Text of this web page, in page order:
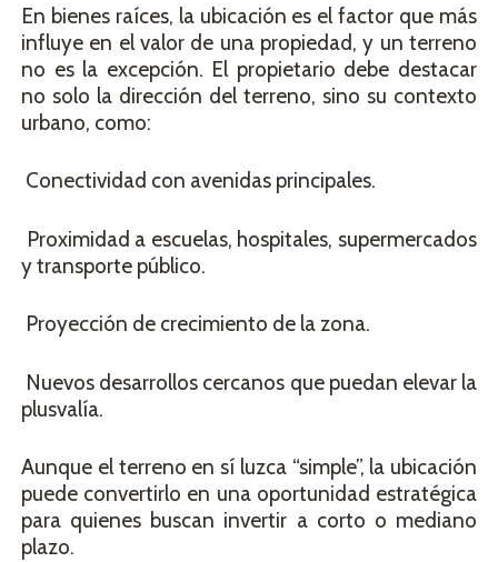
En bienes raíces, la ubicación es el factor que más
influye en el valor de una propiedad, y un terreno
no es la excepción. El propietario debe destacar
no solo la dirección del terreno, sino su contexto
urbano, como:
Conectividad con avenidas principales.
Proximidad a escuelas, hospitales, supermercados
y transporte público.
Proyección de crecimiento de la zona.
Nuevos desarrollos cercanos que puedan elevar la
plusvalía.
Aunque el terreno en sí luzca “simple”, la ubicación
puede convertirlo en una oportunidad estratégica
para quienes buscan invertir a corto o mediano
plazo.